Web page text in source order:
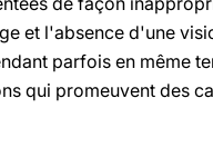
et l'absence d'une
parfois en même
qui promeuvent des